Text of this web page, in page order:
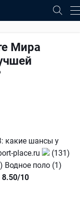
Мира
какие шансы у
place.ru
(131)
Водное поло (1)
8.50/10